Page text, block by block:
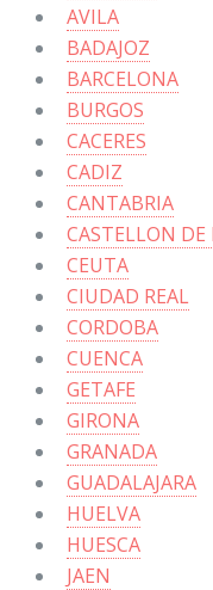
AVILA
BADAJOZ
BARCELONA
BURGOS
CACERES
CADIZ
CANTABRIA
CASTELLON
CEUTA
CIUDAD REAL
CORDOBA
CUENCA
GETAFE
GIRONA
GRANADA
GUADALAJARA
HUELVA
HUESCA
JAEN